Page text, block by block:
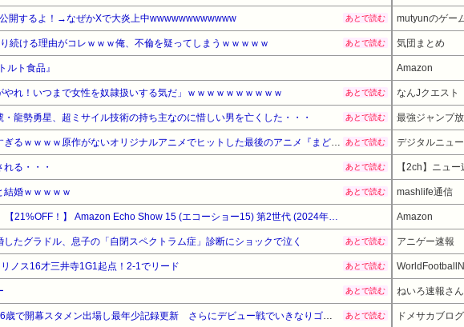
開するよ！→なぜかXで大炎上中wwwwwwwwwwww あとで読む mutyunのゲー
続ける理由がコレｗｗｗ俺、不倫を疑ってしまうｗｗｗｗｗ あとで読む 気団まとめ
ルト食品』 Amazon
やれ！いつまで女性を奴隷扱いする気だ」ｗｗｗｗｗｗｗｗｗｗ あとで読む なんJクエスト
・龍勢勇星、超ミサイル技術の持ち主なのに惜しい男を亡くした・・・ あとで読む 最強ジャンプ
【驚愕】名作『まどマギ』が凄すぎるｗｗｗｗ原作がないオリジナルアニメでヒットした最後のアニメ『まどマギ』（2011）を最後にヒットなし…もしかして… あとで読む デジタルニュ
る・・・ あとで読む
結婚ｗｗｗｗｗ あとで読む mashlife通信
【Amazonデバイスサマーセール】【21%OFF！】 Amazon Echo Show 15 (エコーショー15) 第2世代 (2024年発売) - 15.6インチ フルHDスマートディスプレイ with Alexa、Fire TV機能搭載、Alexa対応音声認識リモコン同梱 Amazon
したグラドル、息子の「自閉スペクトラム症」診断にショックで泣く あとで読む アニゲー速報
ノス16才三井寺1G1起点！2-1でリード あとで読む
あとで読む ねいろ速報さん
横浜F・マリノスMF三井寺眞が16歳で開幕スタメン出場し最年少記録更新 さらにデビュー戦でいきなりゴール あとで読む ドメサカブログ